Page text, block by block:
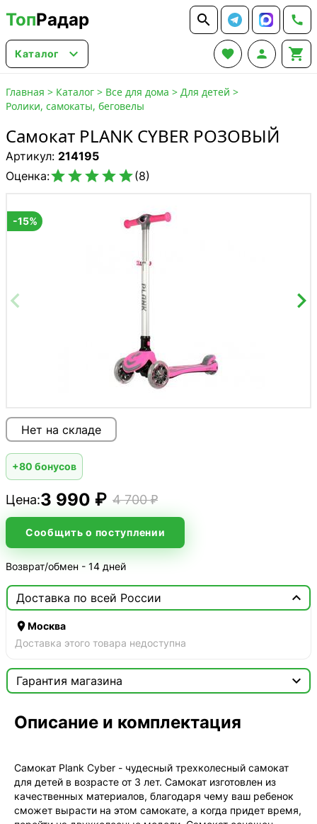
ТопРадар  
Каталог    
Главная > Каталог > Все для дома > Для детей >
Ролики, самокаты, беговелы
Самокат PLANK CYBER РОЗОВЫЙ
Артикул: 214195
Оценка:(8)
-15%
Нет на складе
+80 бонусов
Цена:3 990 ₽ 4 700 ₽
Сообщить о поступлении
Возврат/обмен - 14 дней
Доставка по всей России 
Москва
Доставка этого товара недоступна
Гарантия магазина


Мы продаём только оригинальную продукцию с
Описание и комплектация
Самокат Plank Cyber - чудесный трехколесный самокат
для детей в возрасте от 3 лет. Самокат изготовлен из
качественных материалов, благодаря чему ваш ребенок
сможет вырасти на этом самокате, а когда придет время,